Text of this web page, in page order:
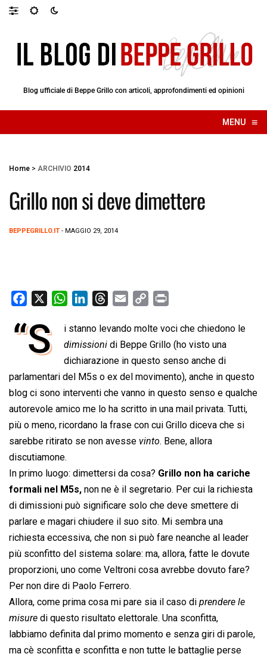
Blog ufficiale di Beppe Grillo con articoli, approfondimenti ed opinioni
MENU ≡
☰
Home > ARCHIVIO 2014
Grillo non si deve dimettere
BEPPEGRILLO.IT - MAGGIO 29, 2014
c
e
o
o
k
W
a
t
s
A
p
p
n
k
e
d
I
n
r
e
a
d
s
a
i
l
p
y
L
i
n
k
i
n
t
“S
i stanno levando molte voci che chiedono le
dimissioni  di Beppe Grillo (ho visto una
dichiarazione in questo senso anche di
parlamentari del M5s o ex del movimento), anche in questo
blog ci sono interventi che vanno in questo senso e qualche
autorevole amico me lo ha scritto in una mail privata. Tutti,
più o meno, ricordano la frase con cui Grillo diceva che si
sarebbe ritirato se non avesse  vinto. Bene, allora
discutiamone.
In primo luogo: dimettersi da cosa? Grillo non ha cariche
formali nel M5s, non ne è il segretario. Per cui la richiesta
di dimissioni può significare solo che deve smettere di
parlare e magari chiudere il suo sito. Mi sembra una
richiesta eccessiva, che non si può fare neanche al leader
più sconfitto del sistema solare: ma, allora, fatte le dovute
proporzioni, uno come Veltroni cosa avrebbe dovuto fare?
Per non dire di Paolo Ferrero.
Allora, come prima cosa mi pare sia il caso di  prendere le
misure  di questo risultato elettorale. Una sconfitta,
labbiamo definita dal primo momento e senza giri di parole,
ma cè sconfitta e sconfitta e non tutte le battaglie perse